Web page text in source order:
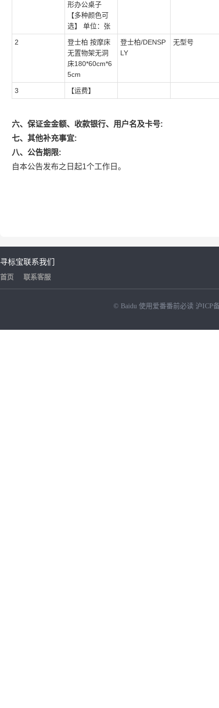
形办公桌子
【多种颜色可
选】 单位：张
2
登士柏 按摩床
无置物架无洞
床180*60cm*6
5cm
登士柏/DENSP
LY
无型号
3 【运费】
六、保证金金额、收款银行、用户名及卡号:
七、其他补充事宜:
八、公告期限:
自本公告发布之日起1个工作日。
寻标宝
首页
联系我们
联系客服
© Baidu 使用爱番番前必读 沪ICP